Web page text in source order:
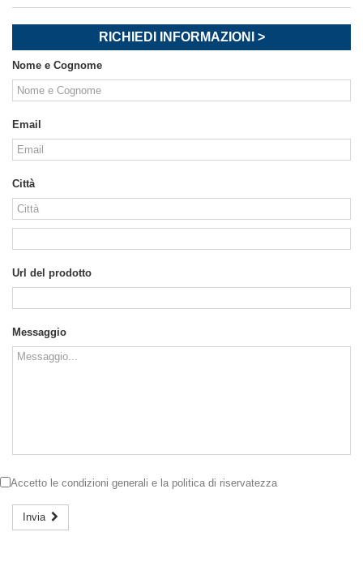
RICHIEDI INFORMAZIONI >
Nome e Cognome
Email
Città
Url del prodotto
Messaggio
Accetto le condizioni generali e la politica di riservatezza
Invia